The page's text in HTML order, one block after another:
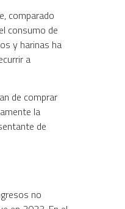
comparado
consumo de
y harinas ha
a
de comprar
la
de
no